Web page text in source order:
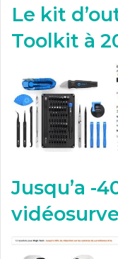
Le kit
Toolkit à
Jusqu’a -